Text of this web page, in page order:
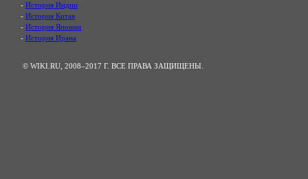
- История Индии
- История Китая
- История Японии
- История Ирана
© WIKI.RU, 2008–2017 Г. ВСЕ ПРАВА ЗАЩИЩЕНЫ.